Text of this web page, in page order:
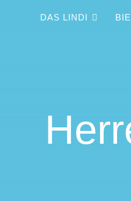
DAS LINDI